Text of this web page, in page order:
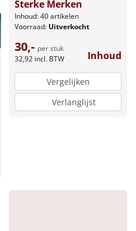
Sterke Merken
Inhoud: 40 artikelen
Voorraad: Uitverkocht
30,- per stuk
32,92 incl. BTW Inhoud
Vergelijken
Verlanglijst